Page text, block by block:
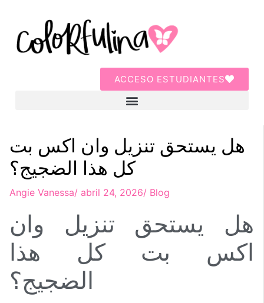
ACCESO ESTUDIANTES
هل يستحق تنزيل وان اكس بت
كل هذا الضجيج؟
Angie Vanessa/ abril 24, 2026/ Blog
هل يستحق تنزيل وان
اكس بت كل هذا
الضجيج؟